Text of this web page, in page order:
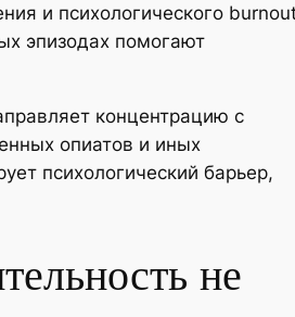
и психологического
эпизодах помогают
концентрацию с
опиатов и иных
психологический барьер,
не